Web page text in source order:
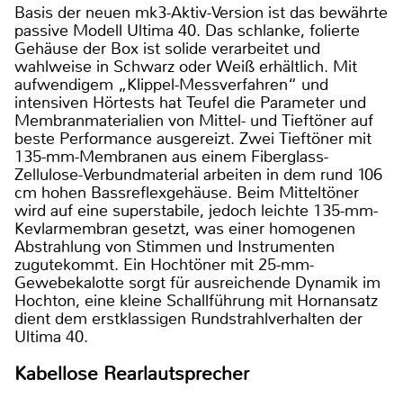
Basis der neuen mk3-Aktiv-Version ist das bewährte
passive Modell Ultima 40. Das schlanke, folierte
Gehäuse der Box ist solide verarbeitet und
wahlweise in Schwarz oder Weiß erhältlich. Mit
aufwendigem „Klippel-Messverfahren“ und
intensiven Hörtests hat Teufel die Parameter und
Membranmaterialien von Mittel- und Tieftöner auf
beste Performance ausgereizt. Zwei Tieftöner mit
135-mm-Membranen aus einem Fiberglass-
Zellulose-Verbundmaterial arbeiten in dem rund 106
cm hohen Bassreflexgehäuse. Beim Mitteltöner
wird auf eine superstabile, jedoch leichte 135-mm-
Kevlarmembran gesetzt, was einer homogenen
Abstrahlung von Stimmen und Instrumenten
zugutekommt. Ein Hochtöner mit 25-mm-
Gewebekalotte sorgt für ausreichende Dynamik im
Hochton, eine kleine Schallführung mit Hornansatz
dient dem erstklassigen Rundstrahlverhalten der
Ultima 40.
Kabellose Rearlautsprecher